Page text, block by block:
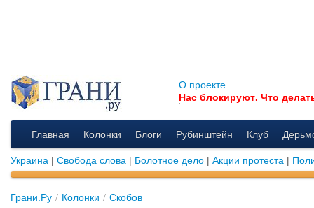
О проекте
Нас блокируют. Что
Главная Колонки Блоги Рубинштейн Клуб
Украина | Свобода слова | Болотное дело | Акции протеста |
Грани.Ру / Колонки / Скобов